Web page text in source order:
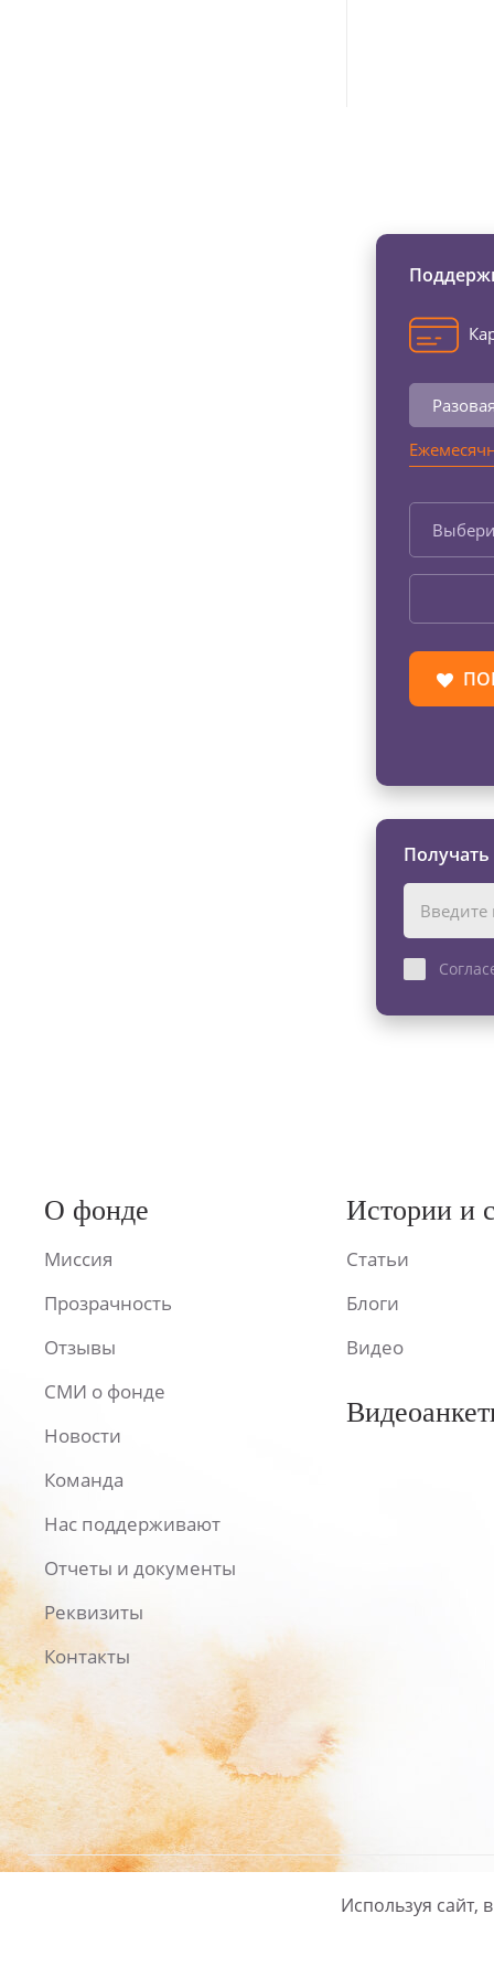
О фонде
Миссия
Прозрачность
Отзывы
СМИ о фонде
Новости
Команда
Нас поддерживают
Отчеты и документы
Реквизиты
Контакты
Истории и
Статьи
Блоги
Видео
Политика
Используя сайт,